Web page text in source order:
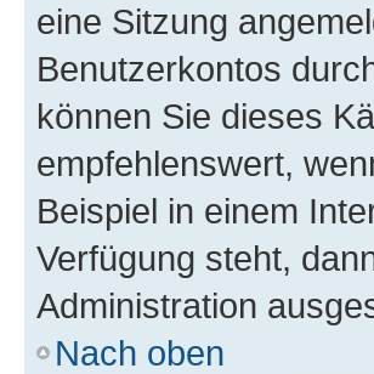
eine Sitzung
Benutzerkontos
können Sie dieses
empfehlenswert,
Beispiel in einem
Verfügung steht,
Administration
Nach oben